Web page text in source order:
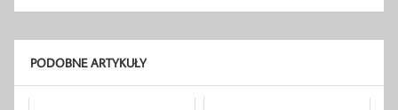
PODOBNE ARTYKUŁY